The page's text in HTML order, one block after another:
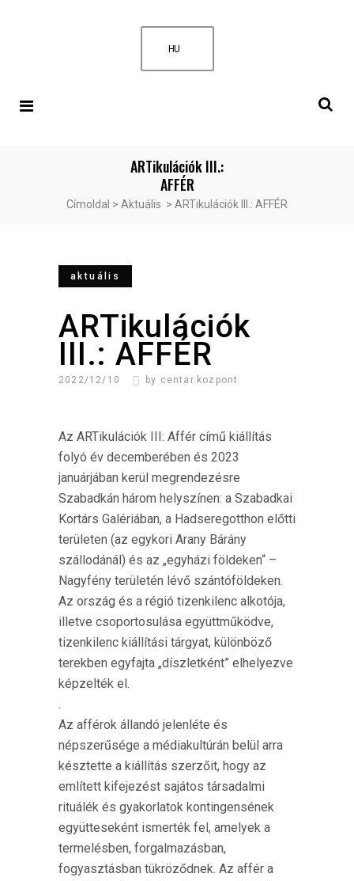
HU
ARTikulációk III.:
AFFÉR
Címoldal > Aktuális > ARTikulációk III.: AFFÉR
aktuális
ARTikulációk
III.: AFFÉR
2022/12/10 by centar.kozpont
Az ARTikulációk III: Affér című kiállítás
folyó év decemberében és 2023
januárjában kerül megrendezésre
Szabadkán három helyszínen: a Szabadkai
Kortárs Galériában, a Hadseregotthon előtti
területen (az egykori Arany Bárány
szállodánál) és az „egyházi földeken“ –
Nagyfény területén lévő szántóföldeken.
Az ország és a régió tizenkilenc alkotója,
illetve csoportosulása együttműködve,
tizenkilenc kiállítási tárgyat, különböző
terekben egyfajta „díszletként” elhelyezve
képzelték el.
.
Az afférok állandó jelenléte és
népszerűsége a médiakultúrán belül arra
késztette a kiállítás szerzőit, hogy az
említett kifejezést sajátos társadalmi
rituálék és gyakorlatok kontingensének
együtteseként ismerték fel, amelyek a
termelésben, forgalmazásban,
fogyasztásban tükröződnek. Az affér a